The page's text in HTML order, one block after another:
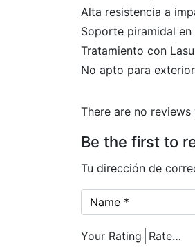
Alta resistencia a
Soporte piramidal
Tratamiento con
No apto para
There are no reviews
Be the first to
Tu dirección de
Your Rating